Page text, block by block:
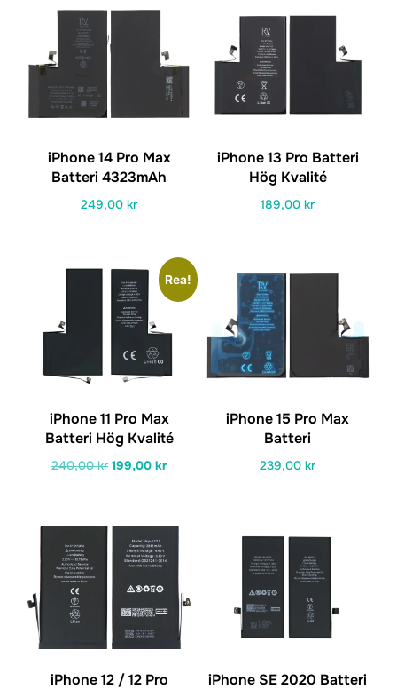
iPhone 14 Pro Max
Batteri 4323mAh
249,00kr
iPhone 13 Pro Batteri
Hög Kvalité
189,00kr
Rea!
iPhone 11 Pro Max
Batteri Hög Kvalité
240,00kr Det
var:
240,00 kr.
199,00krDet
är:
iPhone 15 Pro Max
Batteri
239,00kr
iPhone 12 / 12 Pro iPhone SE 2020 Batteri